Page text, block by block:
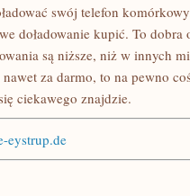
swój telefon
doładowanie kupić. To dobra
są niższe, niż w innych
za darmo, to na pewno
ciekawego znajdzie.
eystrup.de